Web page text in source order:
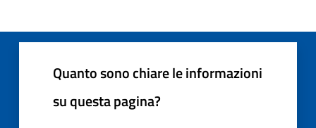
Quanto sono chiare le informazioni
su questa pagina?